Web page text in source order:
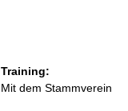
Training:
Mit dem Stammverein